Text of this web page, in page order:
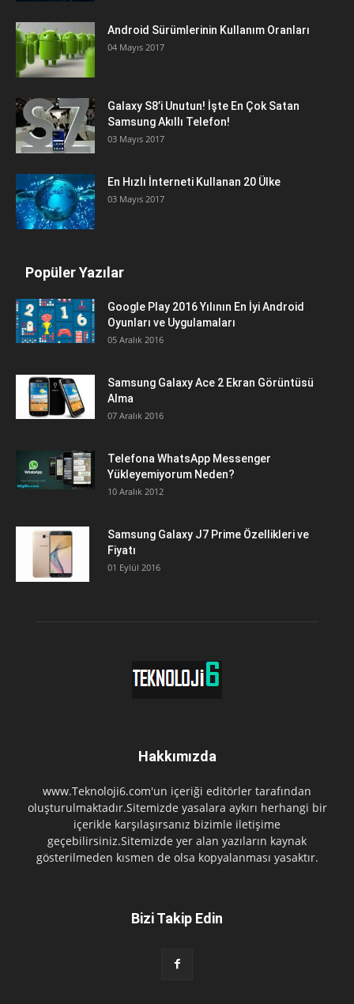
Android Sürümlerinin Kullanım Oranları
04 Mayıs 2017
Galaxy S8’i Unutun! İşte En Çok Satan
Samsung Akıllı Telefon!
03 Mayıs 2017
En Hızlı İnterneti Kullanan 20 Ülke
03 Mayıs 2017
Popüler Yazılar
Google Play 2016 Yılının En İyi Android
Oyunları ve Uygulamaları
05 Aralık 2016
Samsung Galaxy Ace 2 Ekran Görüntüsü
Alma
07 Aralık 2016
Telefona WhatsApp Messenger
Yükleyemiyorum Neden?
10 Aralık 2012
Samsung Galaxy J7 Prime Özellikleri ve
Fiyatı
01 Eylül 2016
Hakkımızda
www.Teknoloji6.com'un içeriği editörler tarafından
oluşturulmaktadır.Sitemizde yasalara aykırı herhangi bir
içerikle karşılaşırsanız bizimle iletişime
geçebilirsiniz.Sitemizde yer alan yazıların kaynak
gösterilmeden kısmen de olsa kopyalanması yasaktır.
Bizi Takip Edin